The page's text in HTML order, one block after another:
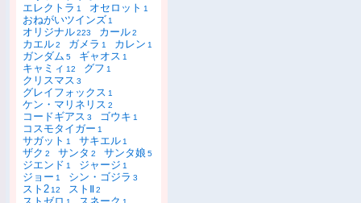
エレクトラ 1 オセロット 1
おねがいツインズ 1
オリジナル223 カール2
カエル2 ガメラ 1 カレン 1
ガンダム 5 ギャオス 1
キャミィ 12 グフ 1
クリスマス 3
グレイフォックス 1
ケン・マリネリス 2
コードギアス 3 ゴウキ 1
コスモタイガー 1
サガット 1 サキエル 1
ザク 2 サンタ 2 サンタ娘 5
ジエンド 1 ジャージ 1
ジョー 1 シン・ゴジラ 3
スト2 12 ストⅡ2